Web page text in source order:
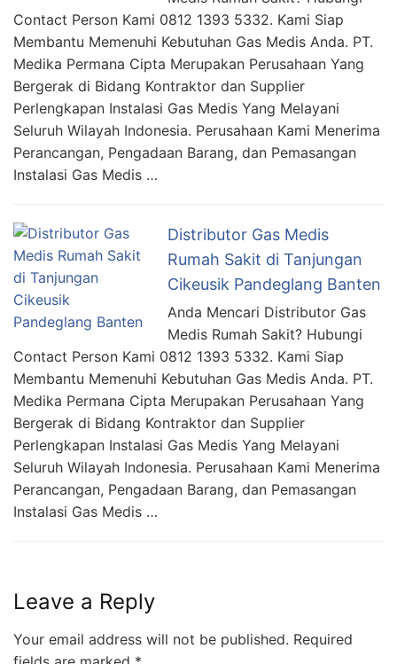
Contact Person Kami 0812 1393 5332. Kami Siap
Membantu Memenuhi Kebutuhan Gas Medis Anda. PT.
Medika Permana Cipta Merupakan Perusahaan Yang
Bergerak di Bidang Kontraktor dan Supplier
Perlengkapan Instalasi Gas Medis Yang Melayani
Seluruh Wilayah Indonesia. Perusahaan Kami Menerima
Perancangan, Pengadaan Barang, dan Pemasangan
Instalasi Gas Medis …
Distributor Gas Medis
Rumah Sakit di Tanjungan
Cikeusik Pandeglang Banten
Anda Mencari Distributor Gas
Medis Rumah Sakit? Hubungi
Contact Person Kami 0812 1393 5332. Kami Siap
Membantu Memenuhi Kebutuhan Gas Medis Anda. PT.
Medika Permana Cipta Merupakan Perusahaan Yang
Bergerak di Bidang Kontraktor dan Supplier
Perlengkapan Instalasi Gas Medis Yang Melayani
Seluruh Wilayah Indonesia. Perusahaan Kami Menerima
Perancangan, Pengadaan Barang, dan Pemasangan
Instalasi Gas Medis …
Leave a Reply
Your email address will not be published. Required